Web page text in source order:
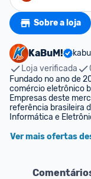
Sobre a loja
KaBuM!
Loja verificada
Fundado no ano de
comércio eletrônico
Empresas deste
referência brasileira
Informática e
Ver mais ofertas